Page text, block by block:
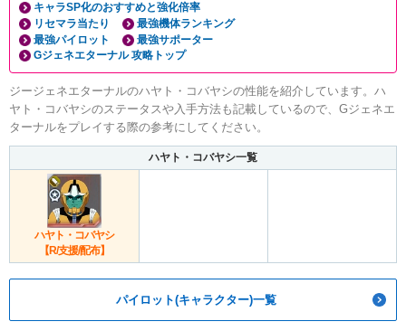
キャラSP化のおすすめと強化倍率
リセマラ当たり
最強機体ランキング
最強パイロット
最強サポーター
Gジェネエターナル 攻略トップ
ジージェネエターナルのハヤト・コバヤシの性能を紹介しています。ハ
ヤト・コバヤシのステータスや入手方法も記載しているので、Gジェネエ
ターナルをプレイする際の参考にしてください。
ハヤト・コバヤシ一覧
ハヤト・コバヤシ
【R/支援/配布】
パイロット(キャラクター)一覧